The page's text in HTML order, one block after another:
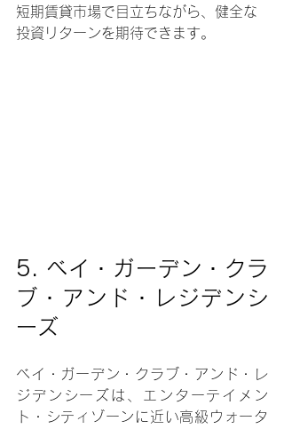
短期賃貸市場で目立ちながら、健全な
投資リターンを期待できます。
5. ベイ・ガーデン・クラ
ブ・アンド・レジデンシ
ーズ
ベイ・ガーデン・クラブ・アンド・レ
ジデンシーズは、エンターテイメン
ト・シティゾーンに近い高級ウォータ